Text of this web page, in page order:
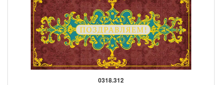
0318.312